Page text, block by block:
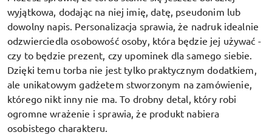
wyjątkowa, dodając na niej imię, datę, pseudonim lub
dowolny napis. Personalizacja sprawia, że nadruk idealnie
odzwierciedla osobowość osoby, która będzie jej używać -
czy to będzie prezent, czy upominek dla samego siebie.
Dzięki temu torba nie jest tylko praktycznym dodatkiem,
ale unikatowym gadżetem stworzonym na zamówienie,
którego nikt inny nie ma. To drobny detal, który robi
ogromne wrażenie i sprawia, że produkt nabiera
osobistego charakteru.